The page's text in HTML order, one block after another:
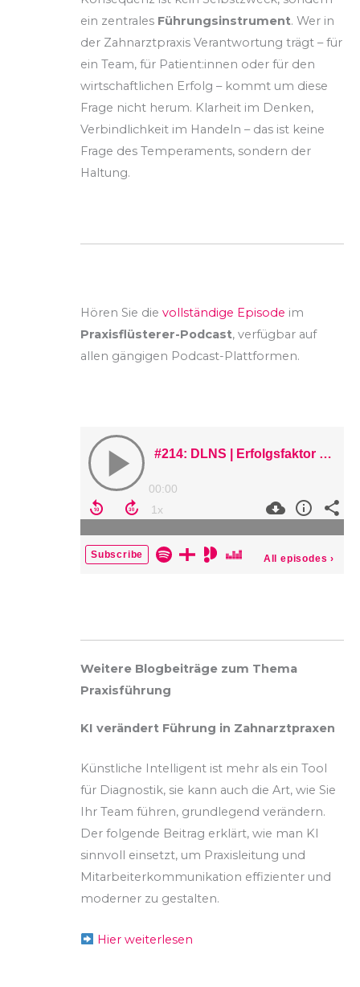
ein zentrales Führungsinstrument. Wer in
der Zahnarztpraxis Verantwortung trägt – für
ein Team, für Patient:innen oder für den
wirtschaftlichen Erfolg – kommt um diese
Frage nicht herum. Klarheit im Denken,
Verbindlichkeit im Handeln – das ist keine
Frage des Temperaments, sondern der
Haltung.
Hören Sie die vollständige Episode im
Praxisflüsterer-Podcast, verfügbar auf
allen gängigen Podcast-Plattformen.
Weitere Blogbeiträge zum Thema
Praxisführung
KI verändert Führung in Zahnarztpraxen
Künstliche Intelligent ist mehr als ein Tool
für Diagnostik, sie kann auch die Art, wie Sie
Ihr Team führen, grundlegend verändern.
Der folgende Beitrag erklärt, wie man KI
sinnvoll einsetzt, um Praxisleitung und
Mitarbeiterkommunikation effizienter und
moderner zu gestalten.
Hier weiterlesen